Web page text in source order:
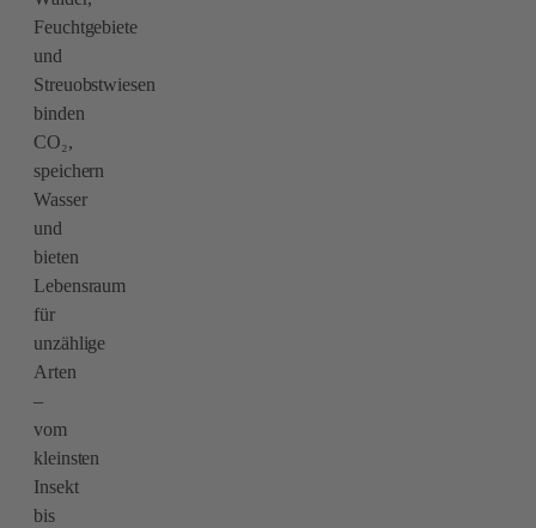
Feuchtgebiete
und
Streuobstwiesen
binden
CO₂,
speichern
Wasser
und
bieten
Lebensraum
für
unzählige
Arten
–
vom
kleinsten
Insekt
bis